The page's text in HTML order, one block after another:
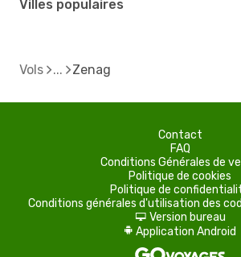
Villes populaires
Vols Zenag
Contact
FAQ
Conditions Générales de
Politique de cookies
Politique de
Conditions générales d'utilisation des
d Version bureau
A Application Android